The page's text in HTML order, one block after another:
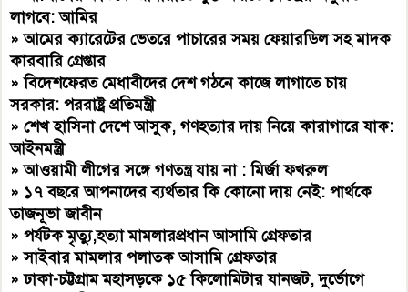
লাগবে: আমির
»আমের ক্যারেটের ভেতরে পাচারের সময় ফেয়ারডিল সহ মাদক
কারবারি গ্রেপ্তার
»বিদেশফেরত মেধাবীদের দেশ গঠনে কাজে লাগাতে চায়
সরকার: পররাষ্ট্র প্রতিমন্ত্রী
»শেখ হাসিনা দেশে আসুক, গণহত্যার দায় নিয়ে কারাগারে যাক:
আইনমন্ত্রী
»আওয়ামী লীগের সঙ্গে গণতন্ত্র যায় না : মির্জা ফখরুল
» ১৭ বছরে আপনাদের ব্যর্থতার কি কোনো দায় নেই: পার্থকে
তাজনূভা জাবীন
»পর্যটক মৃত্যু,হত্যা মামলারপ্রধান আসামি গ্রেফতার
»সাইবার মামলার পলাতক আসামি গ্রেফতার
»ঢাকা-চট্টগ্রাম মহাসড়কে ১৫ কিলোমিটার যানজট, দুর্ভোগে